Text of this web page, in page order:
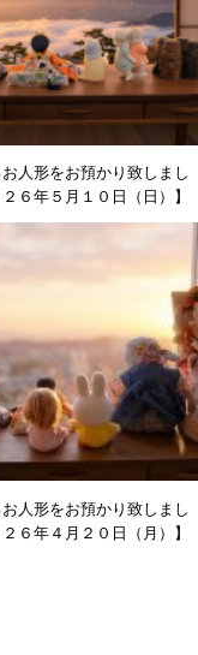
人形をお預かり致しまし
６年５月１０日（日）】
人形をお預かり致しまし
６年４月２０日（月）】